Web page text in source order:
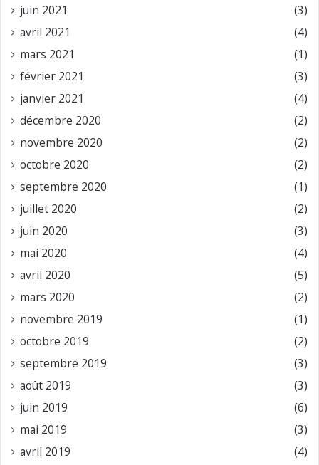
juin 2021
(3)
avril 2021
(4)
mars 2021
(1)
février 2021
(3)
janvier 2021
(4)
décembre 2020
(2)
novembre 2020
(2)
octobre 2020
(2)
septembre 2020
(1)
juillet 2020
(2)
juin 2020
(3)
mai 2020
(4)
avril 2020
(5)
mars 2020
(2)
novembre 2019
(1)
octobre 2019
(2)
septembre 2019
(3)
août 2019
(3)
juin 2019
(6)
mai 2019
(3)
avril 2019
(4)